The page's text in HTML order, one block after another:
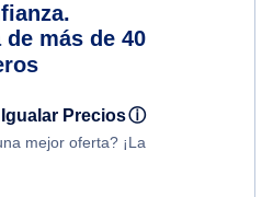
más de 40
Igualar Preciosⓘ
mejor oferta? ¡La